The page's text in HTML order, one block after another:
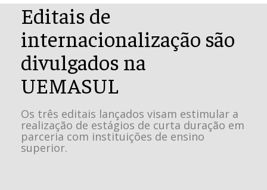
Editais de
internacionalização são
divulgados na
UEMASUL
Os três editais lançados visam estimular a
realização de estágios de curta duração em
parceria com instituições de ensino
superior.